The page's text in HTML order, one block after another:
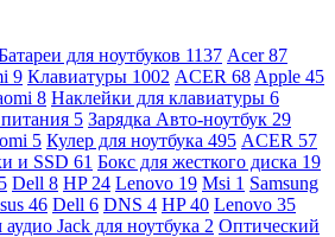
для ноутбуков 1137 Acer87
9 Клавиатуры 1002 ACER 68 Apple 45
8 Наклейки для клавиатуры 6
5 Зарядка Авто-ноутбук 29
5 Кулер для ноутбука 495 ACER 57
и SSD 61 Бокс для жесткого диска 19
Dell 8 HP 24 Lenovo 19 Msi 1 Samsung
46 Dell 6 DNS 4 HP40 Lenovo 35
аудио Jack для ноутбука 2 Оптический